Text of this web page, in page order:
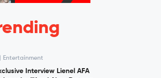
Entertainment
Interview Lienel AFA